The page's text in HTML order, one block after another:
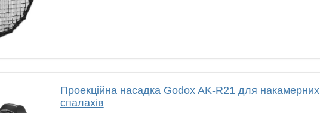
Проекційна насадка Godox AK-R21 для накамерних
спалахів